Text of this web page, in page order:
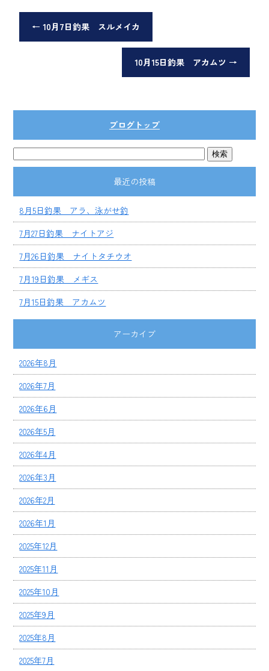
← 10月7日釣果 スルメイカ
10月15日釣果 アカムツ →
ブログトップ
最近の投稿
8月5日釣果 アラ、泳がせ釣
7月27日釣果 ナイトアジ
7月26日釣果 ナイトタチウオ
7月19日釣果 メギス
7月15日釣果 アカムツ
アーカイブ
2026年8月
2026年7月
2026年6月
2026年5月
2026年4月
2026年3月
2026年2月
2026年1月
2025年12月
2025年11月
2025年10月
2025年9月
2025年8月
2025年7月